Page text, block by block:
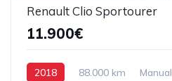
Renault Clio Sportourer
11.900€
2018 88.000 km Manual